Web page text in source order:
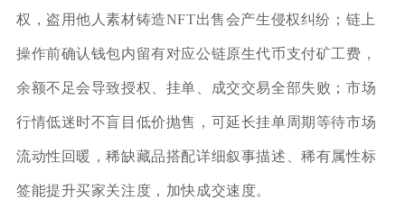
权，盗用他人素材铸造NFT出售会产生侵权纠纷；链上
操作前确认钱包内留有对应公链原生代币支付矿工费，
余额不足会导致授权、挂单、成交交易全部失败；市场
行情低迷时不盲目低价抛售，可延长挂单周期等待市场
流动性回暖，稀缺藏品搭配详细叙事描述、稀有属性标
签能提升买家关注度，加快成交速度。